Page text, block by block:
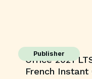
Publisher
Office 2021
French